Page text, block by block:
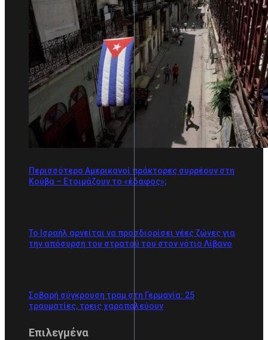
Περισσότερο Αμερικανοί πράκτορες συρρέουν στη
Κούβα – Ετοιμάζουν το «έδαφος»;
Το Ισραήλ αρνείται να προσδιορίσει νέες ζώνες για
την απόσυρση του στρατού του στον νότιο Λίβανο
Σοβαρή σύγκρουση τραμ στη Γερμανία: 25
τραυματίες, τρεις χαροπαλεύουν
Επιλεγμένα